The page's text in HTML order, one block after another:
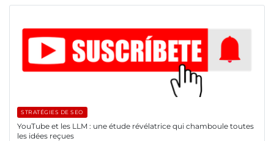
STRATÉGIES DE SEO
YouTube et les LLM : une étude révélatrice qui chamboule toutes
les idées reçues